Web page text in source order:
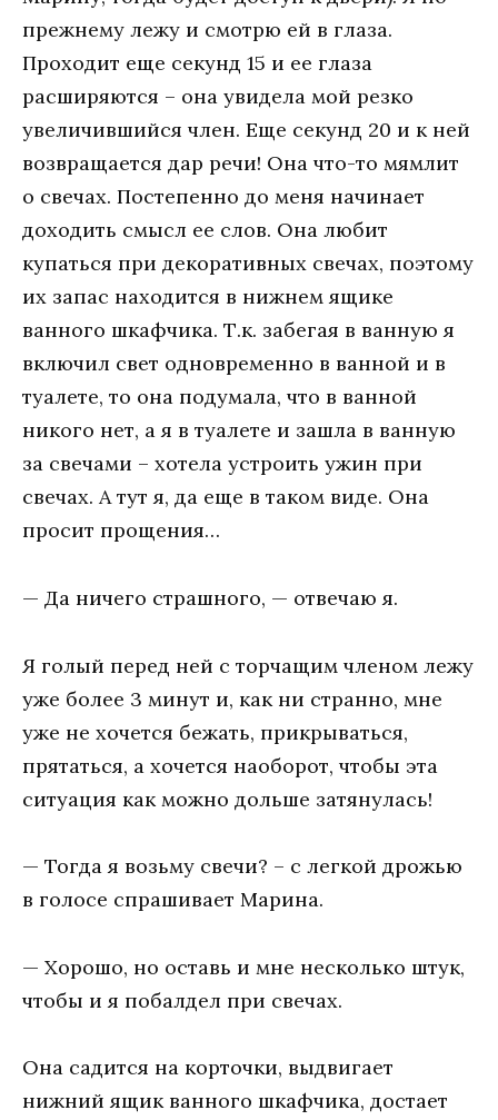
прежнему лежу и смотрю ей в глаза.
Проходит еще секунд 15 и ее глаза
расширяются – она увидела мой резко
увеличившийся член. Еще секунд 20 и к ней
возвращается дар речи! Она что-то мямлит
о свечах. Постепенно до меня начинает
доходить смысл ее слов. Она любит
купаться при декоративных свечах, поэтому
их запас находится в нижнем ящике
ванного шкафчика. Т.к. забегая в ванную я
включил свет одновременно в ванной и в
туалете, то она подумала, что в ванной
никого нет, а я в туалете и зашла в ванную
за свечами – хотела устроить ужин при
свечах. А тут я, да еще в таком виде. Она
просит прощения…
— Да ничего страшного, — отвечаю я.
Я голый перед ней с торчащим членом лежу
уже более 3 минут и, как ни странно, мне
уже не хочется бежать, прикрываться,
прятаться, а хочется наоборот, чтобы эта
ситуация как можно дольше затянулась!
— Тогда я возьму свечи? – с легкой дрожью
в голосе спрашивает Марина.
— Хорошо, но оставь и мне несколько штук,
чтобы и я побалдел при свечах.
Она садится на корточки, выдвигает
нижний ящик ванного шкафчика, достает